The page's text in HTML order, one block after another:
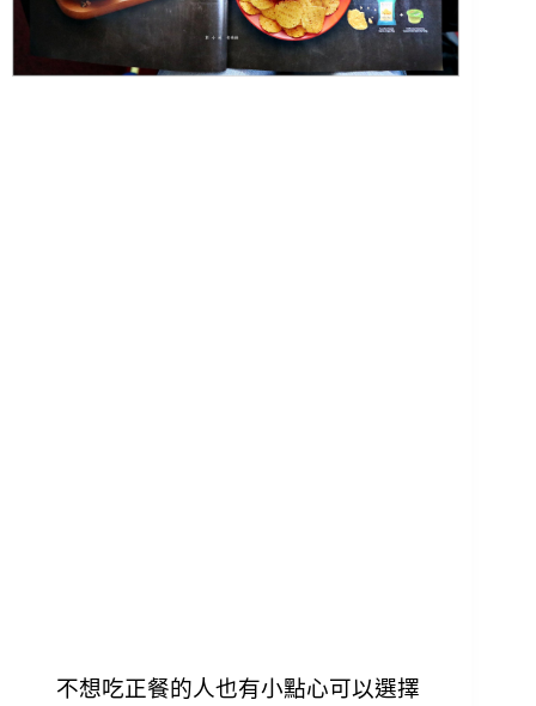
不想吃正餐的人也有小點心可以選擇